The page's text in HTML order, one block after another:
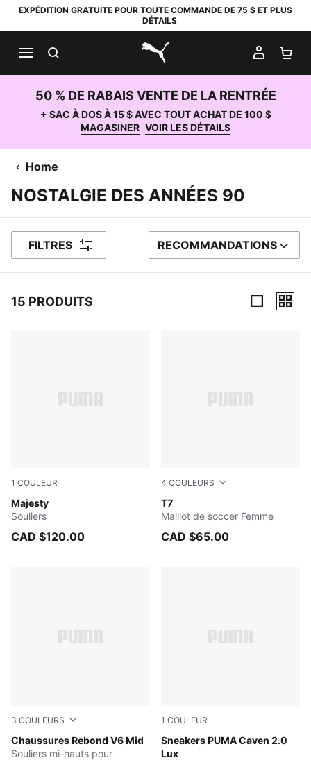
EXPÉDITION GRATUITE POUR TOUTE COMMANDE DE 75 $ ET PLUS
DÉTAILS
PUMA.com
MON
50 % DE RABAIS VENTE DE LA RENTRÉE
+ SAC À DOS À 15 $ AVEC TOUT ACHAT DE 100 $
MAGASINER VOIR LES DÉTAILS
Home
NOSTALGIE DES ANNÉES 90
FILTRES TRIER PAR
RECOMMANDATIONS
15 PRODUITS
1 COULEUR
Majesty
PUMA Black-PUMA White
Souliers
CAD $120.00
4 COULEURS
T7
Lemon Meringue
Maillot de soccer Femme
CAD $65.00
3 COULEURS
Chaussures Rebond V6 Mid
PUMA Black-PUMA Black-PUMA Black
Souliers mi-hauts pour
1 COULEUR
Sneakers PUMA Caven 2.0
Lux
PUMA White-Cool Light